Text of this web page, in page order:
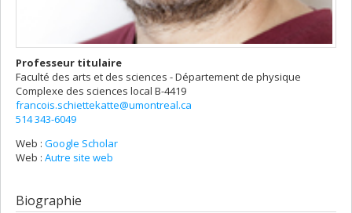
Professeur titulaire
Faculté des arts et des sciences - Département de physique
Complexe des sciences local B-4419
francois.schiettekatte@umontreal.ca
514 343-6049
Web : Google Scholar
Web : Autre site web
Biographie